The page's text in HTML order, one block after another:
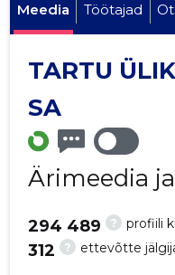
Meedia Töötajad
TARTU
SA
Ärimeedia
? profiili
294 489
? ettevõtte
312